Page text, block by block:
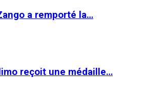
a remporté la…
reçoit une médaille…